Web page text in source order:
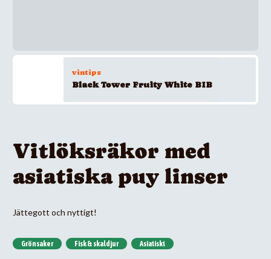
vintips
Black Tower Fruity White BIB
Vitlöksräkor med
asiatiska puy linser
Jättegott och nyttigt!
Grönsaker Fisk & skaldjur Asiatiskt